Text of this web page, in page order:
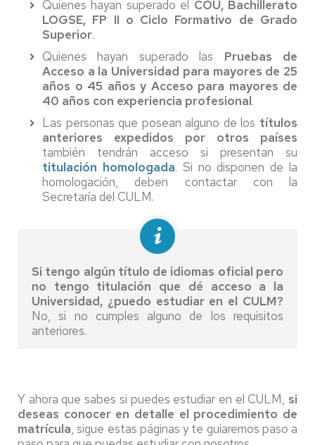
Quienes hayan superado el COU, Bachillerato
LOGSE, FP II o Ciclo Formativo de Grado
Superior.
Quienes hayan superado las Pruebas de
Acceso a la Universidad para mayores de 25
años o 45 años y Acceso para mayores de
40 años con experiencia profesional.
Las personas que posean alguno de los títulos
anteriores expedidos por otros países
también tendrán acceso si presentan su
titulación homologada. Si no disponen de la
homologación, deben contactar con la
Secretaría del CULM.
Si tengo algún título de idiomas oficial pero
no tengo titulación que dé acceso a la
Universidad, ¿puedo estudiar en el CULM?
No, si no cumples alguno de los requisitos
anteriores.
Y ahora que sabes si puedes estudiar en el CULM, si
deseas conocer en detalle el procedimiento de
matrícula, sigue estas páginas y te guiaremos paso a